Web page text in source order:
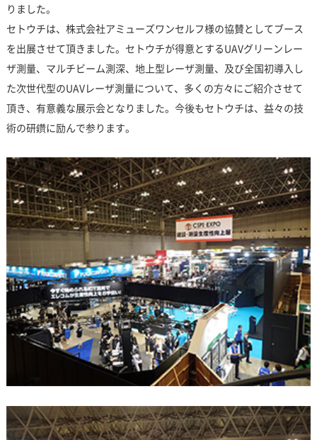
りました。
セトウチは、株式会社アミューズワンセルフ様の協賛としてブース
を出展させて頂きました。セトウチが得意とするUAVグリーンレー
ザ測量、マルチビーム測深、地上型レーザ測量、及び全国初導入し
た次世代型のUAVレーザ測量について、多くの方々にご紹介させて
頂き、有意義な展示会となりました。今後もセトウチは、益々の技
術の研鑽に励んで参ります。